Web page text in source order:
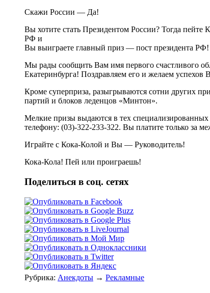
Скажи России — Да!
Вы хотите стать Президентом России? Тогда
РФ и
Вы выиграете главный приз — пост президента РФ!
Мы рады сообщить Вам имя первого счастливого
Екатеринбурга! Поздравляем его и желаем успехов
Кроме суперприза, разыгрываются сотни других
партий и блоков леденцов «Минтон».
Мелкие призы выдаются в тех
телефону: (03)-322-233-322. Вы платите только за
Играйте с Кока-Колой и Вы — Руководитель!
Кока-Кола! Пей или проиграешь!
Поделиться в соц. сетях
Рубрика: Анекдоты → Рекламные